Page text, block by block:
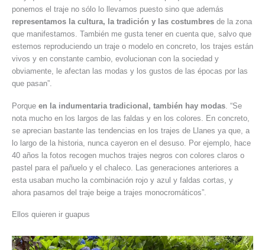
ponemos el traje no sólo lo llevamos puesto sino que además
representamos la cultura, la tradición y las costumbres de la zona
que manifestamos. También me gusta tener en cuenta que, salvo que
estemos reproduciendo un traje o modelo en concreto, los trajes están
vivos y en constante cambio, evolucionan con la sociedad y
obviamente, le afectan las modas y los gustos de las épocas por las
que pasan”.
Porque en la indumentaria tradicional, también hay modas . “Se
nota mucho en los largos de las faldas y en los colores. En concreto,
se aprecian bastante las tendencias en los trajes de Llanes ya que, a
lo largo de la historia, nunca cayeron en el desuso. Por ejemplo, hace
40 años la fotos recogen muchos trajes negros con colores claros o
pastel para el pañuelo y el chaleco. Las generaciones anteriores a
esta usaban mucho la combinación rojo y azul y faldas cortas, y
ahora pasamos del traje beige a trajes monocromáticos”.
Ellos quieren ir guapus